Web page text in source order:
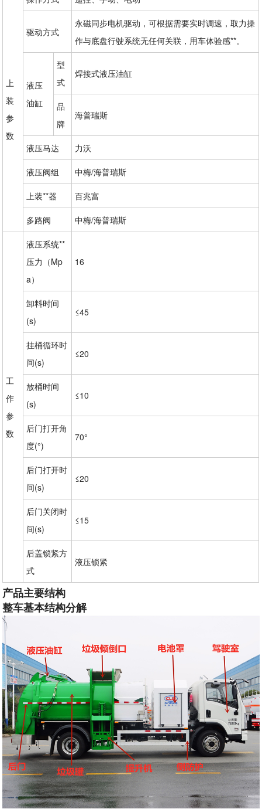
上
装
参
数
驱动方式
永磁同步电机驱动，可根据需要实时调速，取力操
作与底盘行驶系统无任何关联，用车体验感**。
液压
油缸
型
式
焊接式液压油缸
品
牌
海普瑞斯
液压马达 力沃
液压阀组 中梅/海普瑞斯
上装**器 百兆富
多路阀 中梅/海普瑞斯
工
作
参
数
液压系统**
压力（Mp
a）
16
卸料时间
(s)
≤45
挂桶循环时
间(s)
≤20
放桶时间
(s)
≤10
后门打开角
度(°)
70°
后门打开时
间(s)
≤20
后门关闭时
间(s)
≤15
后盖锁紧方
式
液压锁紧
产品主要结构
整车基本结构分解